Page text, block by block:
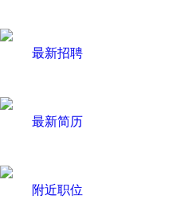
最新招聘
最新简历
附近职位